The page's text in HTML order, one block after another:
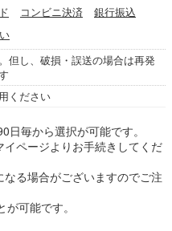
コンビニ決済
銀行振込
但し、破損・誤送の場合は再発
ください
毎から選択が可能です。
ページよりお手続きしてくだ
る場合がございますのでご注
可能です。